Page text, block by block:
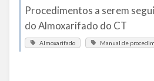
Procedimentos a serem
do Almoxarifado do CT
Almoxarifado Manual de